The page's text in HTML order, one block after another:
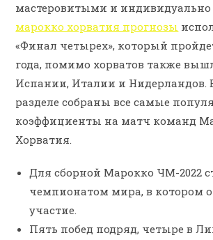
мастеровитыми и
марокко хорватия прогнозы
«Финал четырех», который
года, помимо хорватов также
Испании, Италии и Нидерландов.
разделе собраны все самые
коэффициенты на матч команд
Хорватия.
Для сборной Марокко ЧМ-2022
чемпионатом мира, в котором
участие.
Пять побед подряд, четыре в